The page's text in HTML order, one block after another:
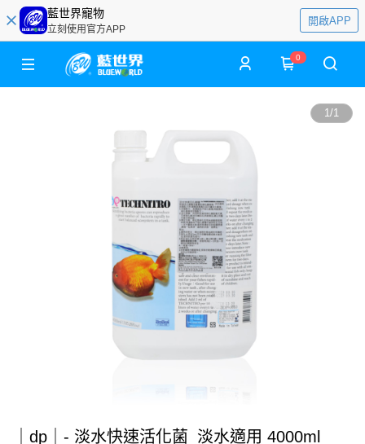
藍世界寵物
立刻使用官方APP
開啟APP
0
1/1
｜dp｜- 淡水快速活化菌_淡水適用 4000ml